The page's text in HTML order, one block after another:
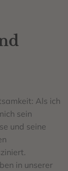
Als ich
sein
und seine
in unserer